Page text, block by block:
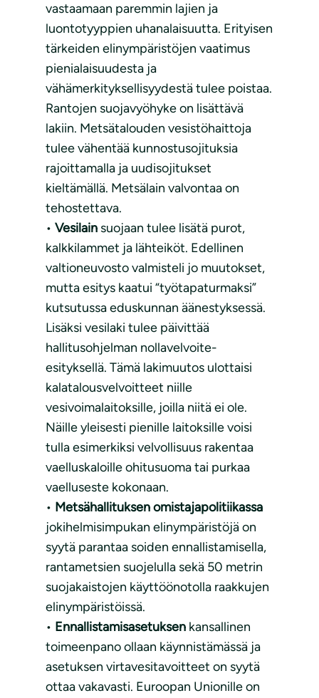
vastaamaan paremmin lajien ja
luontotyyppien uhanalaisuutta. Erityisen
tärkeiden elinympäristöjen vaatimus
pienialaisuudesta ja
vähämerkityksellisyydestä tulee poistaa.
Rantojen suojavyöhyke on lisättävä
lakiin. Metsätalouden vesistöhaittoja
tulee vähentää kunnostusojituksia
rajoittamalla ja uudisojitukset
kieltämällä. Metsälain valvontaa on
tehostettava.
• Vesilain suojaan tulee lisätä purot,
kalkkilammet ja lähteiköt. Edellinen
valtioneuvosto valmisteli jo muutokset,
mutta esitys kaatui “työtapaturmaksi”
kutsutussa eduskunnan äänestyksessä.
Lisäksi vesilaki tulee päivittää
hallitusohjelman nollavelvoite-
esityksellä. Tämä lakimuutos ulottaisi
kalatalousvelvoitteet niille
vesivoimalaitoksille, joilla niitä ei ole.
Näille yleisesti pienille laitoksille voisi
tulla esimerkiksi velvollisuus rakentaa
vaelluskaloille ohitusuoma tai purkaa
vaelluseste kokonaan.
• Metsähallituksen omistajapolitiikassa
jokihelmisimpukan elinympäristöjä on
syytä parantaa soiden ennallistamisella,
rantametsien suojelulla sekä 50 metrin
suojakaistojen käyttöönotolla raakkujen
elinympäristöissä.
• Ennallistamisasetuksen kansallinen
toimeenpano ollaan käynnistämässä ja
asetuksen virtavesitavoitteet on syytä
ottaa vakavasti. Euroopan Unionille on